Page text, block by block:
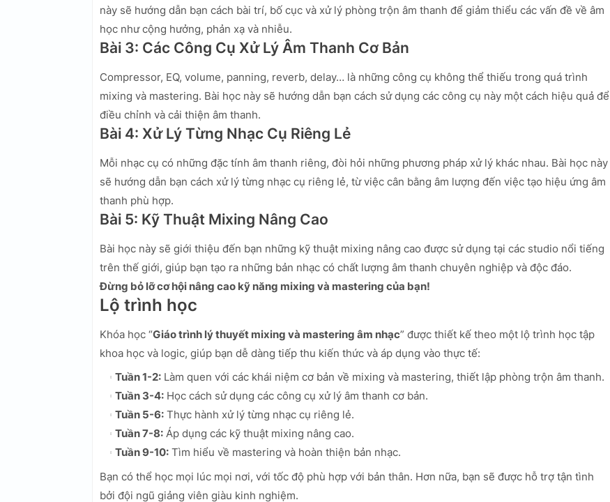
này sẽ hướng dẫn bạn cách bài trí, bố cục và xử lý phòng trộn âm thanh để giảm thiểu các vấn đề về âm
học như cộng hưởng, phản xạ và nhiễu.
Bài 3: Các Công Cụ Xử Lý Âm Thanh Cơ Bản
Compressor, EQ, volume, panning, reverb, delay… là những công cụ không thể thiếu trong quá trình
mixing và mastering. Bài học này sẽ hướng dẫn bạn cách sử dụng các công cụ này một cách hiệu quả để
điều chỉnh và cải thiện âm thanh.
Bài 4: Xử Lý Từng Nhạc Cụ Riêng Lẻ
Mỗi nhạc cụ có những đặc tính âm thanh riêng, đòi hỏi những phương pháp xử lý khác nhau. Bài học này
sẽ hướng dẫn bạn cách xử lý từng nhạc cụ riêng lẻ, từ việc cân bằng âm lượng đến việc tạo hiệu ứng âm
thanh phù hợp.
Bài 5: Kỹ Thuật Mixing Nâng Cao
Bài học này sẽ giới thiệu đến bạn những kỹ thuật mixing nâng cao được sử dụng tại các studio nổi tiếng
trên thế giới, giúp bạn tạo ra những bản nhạc có chất lượng âm thanh chuyên nghiệp và độc đáo.
Đừng bỏ lỡ cơ hội nâng cao kỹ năng mixing và mastering của bạn!
Lộ trình học
Khóa học “Giáo trình lý thuyết mixing và mastering âm nhạc” được thiết kế theo một lộ trình học tập
khoa học và logic, giúp bạn dễ dàng tiếp thu kiến thức và áp dụng vào thực tế:
Tuần 1-2: Làm quen với các khái niệm cơ bản về mixing và mastering, thiết lập phòng trộn âm thanh.
Tuần 3-4: Học cách sử dụng các công cụ xử lý âm thanh cơ bản.
Tuần 5-6: Thực hành xử lý từng nhạc cụ riêng lẻ.
Tuần 7-8: Áp dụng các kỹ thuật mixing nâng cao.
Tuần 9-10: Tìm hiểu về mastering và hoàn thiện bản nhạc.
Bạn có thể học mọi lúc mọi nơi, với tốc độ phù hợp với bản thân. Hơn nữa, bạn sẽ được hỗ trợ tận tình
bởi đội ngũ giảng viên giàu kinh nghiệm.